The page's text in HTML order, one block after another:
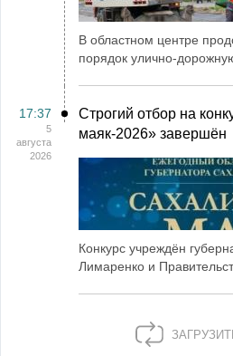
В областном центре
порядок улично-
17:37
5
августа
2026
Строгий отбор на
маяк‑2026» завершён
Конкурс учреждён
Лимаренко и